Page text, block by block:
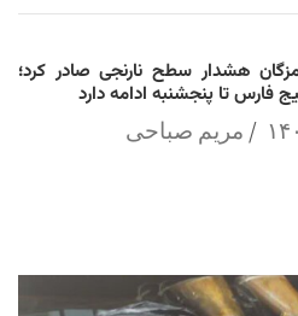
هشدار سطح نارنجی صادر کرد؛
فارس تا پنجشنبه ادامه دارد
مریم صباحی